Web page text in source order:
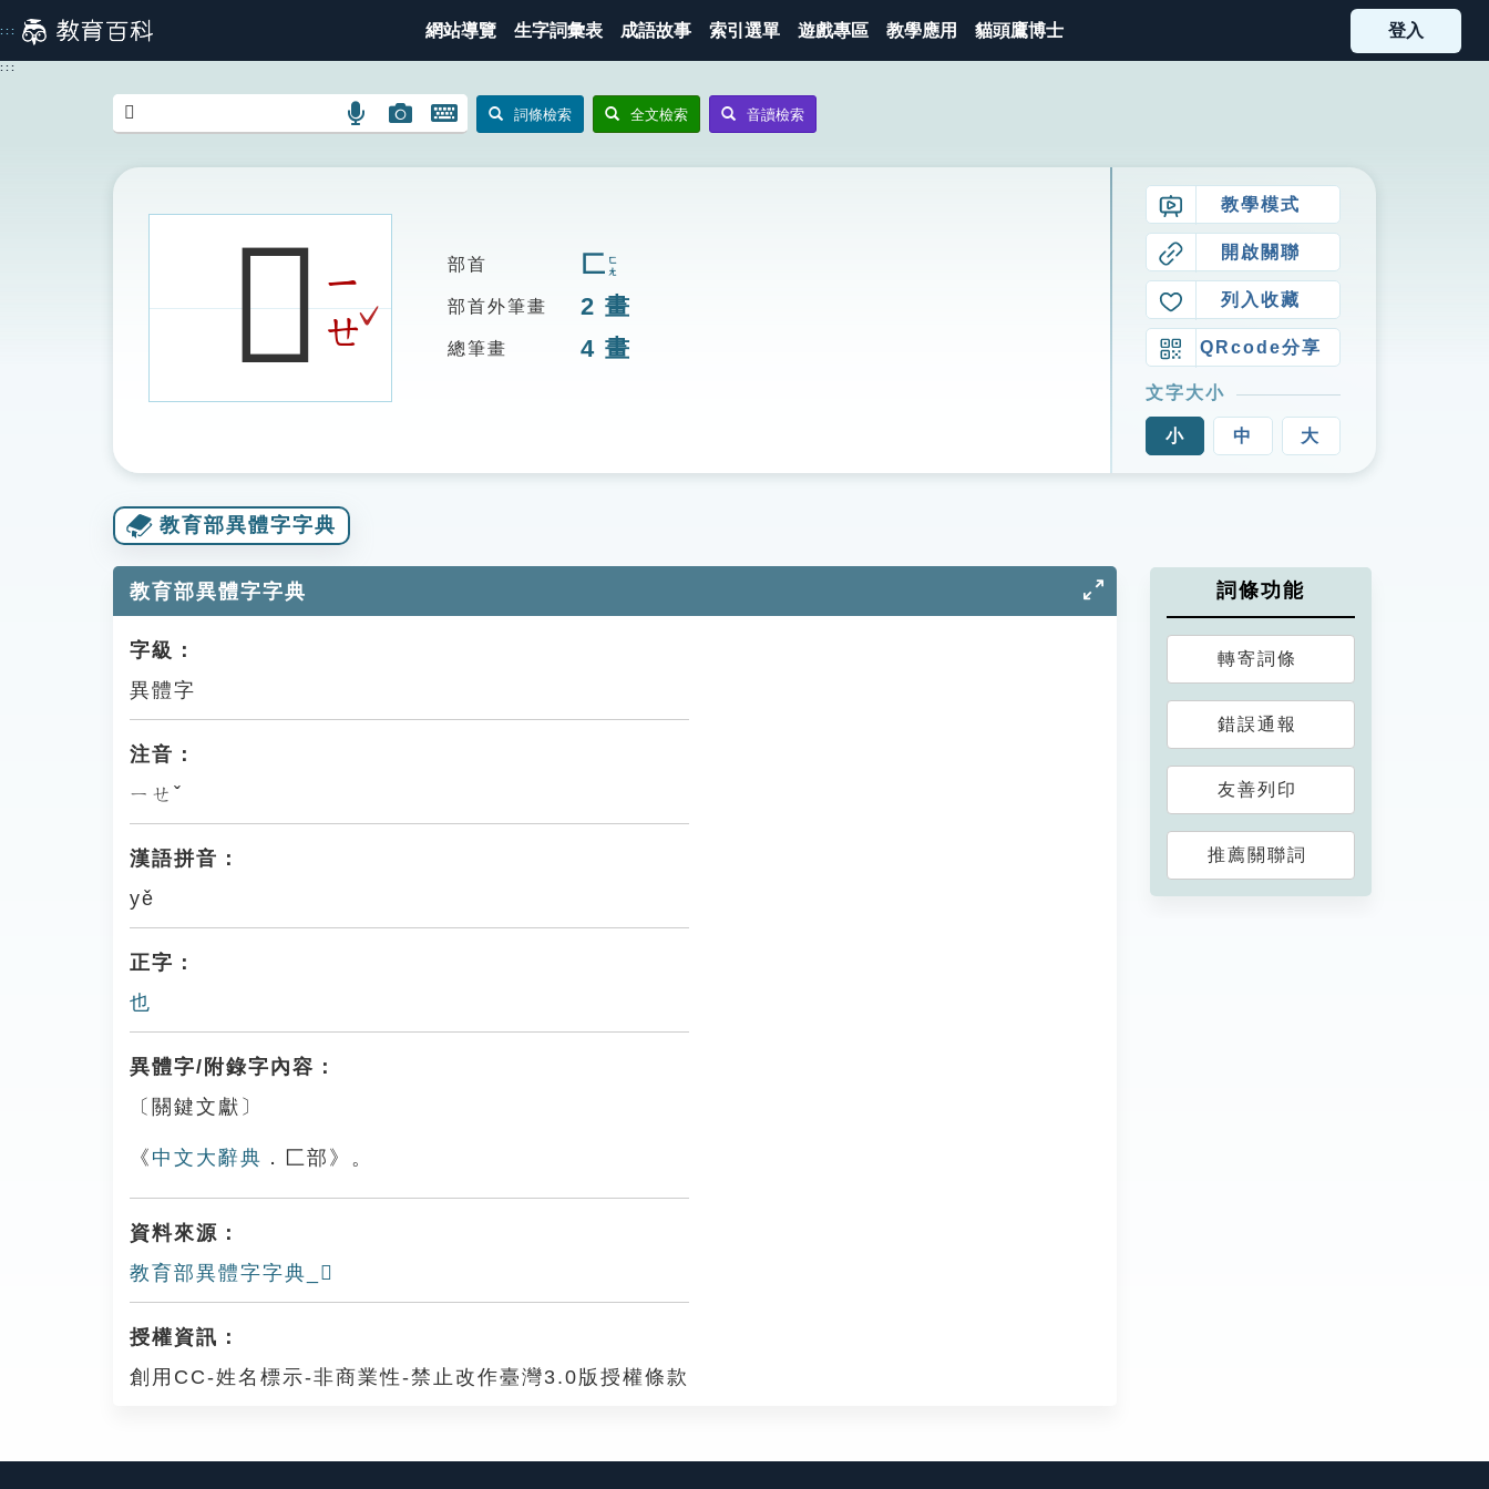
到
主
::: 網站導覽 生字詞彙表 成語故事 索引選單 遊戲專區 教學應用 貓頭鷹博士 登入
:::
語
搜
圖
圖
搜
開
鍵
詞條檢索 全文檢索 音讀檢索
𠔄ㄧ
ㄝ
ˇ
部首 匚 ㄈㄤ
部首外筆畫 2 畫
總筆畫 4 畫
教學模式
開啟關聯
列入收藏
QRcode分享
文字大小
小 中 大
教育部異體字字典
教育部異體字字典
字級：
異體字
注音：
ㄧㄝˇ
漢語拼音：
yě
正字：
也
異體字/附錄字內容：
〔關鍵文獻〕
《 中文大辭典 ．匚部》。
資料來源：
教育部異體字字典_𠔄
授權資訊：
創用CC-姓名標示-非商業性-禁止改作臺灣3.0版授權條款
詞條功能
轉寄詞條
錯誤通報
友善列印
推薦關聯詞